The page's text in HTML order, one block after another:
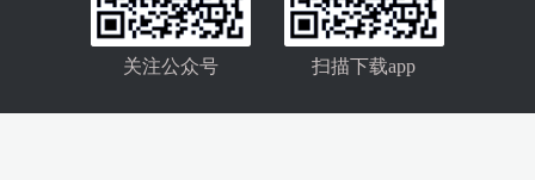
关注公众号 扫描下载app